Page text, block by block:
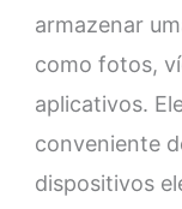
armazenar
como fotos,
aplicativos.
conveniente
dispositivos